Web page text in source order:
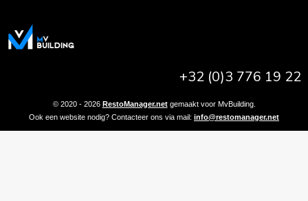
+32 (0)3 776 19 22
© 2020 - 2026 RestoManager.netgemaakt voor MvBuilding.
Ook een website nodig? Contacteer ons via mail: info@restomanager.net